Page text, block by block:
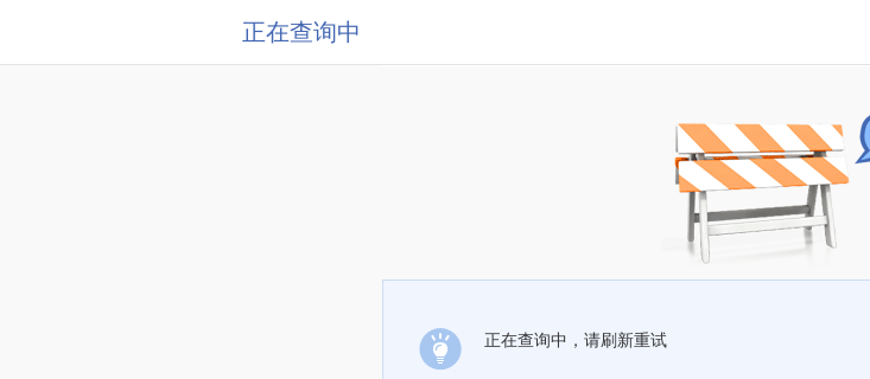
正在查询中
正在查询中，请刷新重试